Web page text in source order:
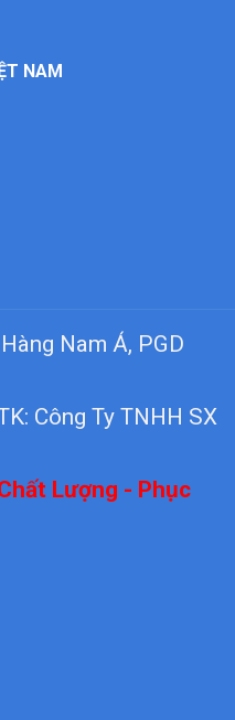
NAM
Nam Á, PGD
Công Ty TNHH SX
Lượng - Phục